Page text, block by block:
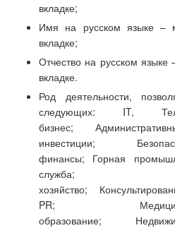
вкладке;
Имя на русском языке –
вкладке;
Отчество на русском
вкладке.
Род деятельности,
следующих: IT,
бизнес;
инвестиции;
финансы; Горная
служба;
хозяйство;
PR;
образование;